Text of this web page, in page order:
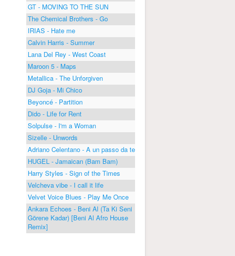
GT - MOVING TO THE SUN
The Chemical Brothers - Go
IRIAS - Hate me
Calvin Harris - Summer
Lana Del Rey - West Coast
Maroon 5 - Maps
Metallica - The Unforgiven
DJ Goja - Mi Chico
Beyoncé - Partition
Dido - Life for Rent
Solpulse - I'm a Woman
Sizelle - Unwords
Adriano Celentano - A un passo da te
HUGEL - Jamaican (Bam Bam)
Harry Styles - Sign of the Times
Velcheva vibe - I call it life
Velvet Voice Blues - Play Me Once
Ankara Echoes - Beni Al (Ta Ki Seni
Görene Kadar) [Beni Al Afro House
Remix]